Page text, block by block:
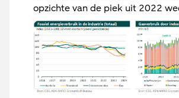
opzichte van de piek uit 2022